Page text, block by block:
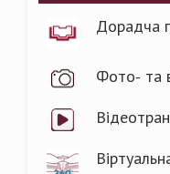
Дорадча
Фото- та